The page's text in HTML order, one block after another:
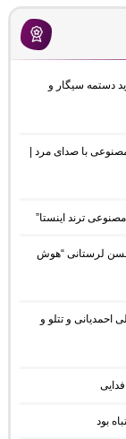
دستمه سیگار و
با صدای مرد |
لرستانی “هوش
احمدیانی و تتلو و
بود